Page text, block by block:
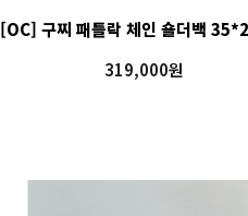
[OC] 구찌 패틀락 체인 숄더백
319,000원